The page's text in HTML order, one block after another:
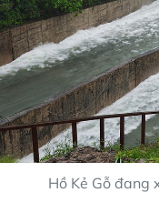
Hồ Kẻ Gỗ đang